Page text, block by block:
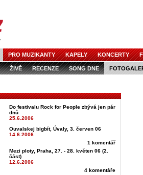
PRO MUZIKANTY KAPELY KONCERTY
ŽIVĚ RECENZE SONG DNE
Do festivalu Rock for People zbývá jen pár
dnů
25.6.2006
Ouvalskej bigbít, Úvaly, 3. červen 06
14.6.2006
1 komentář
Mezi ploty, Praha, 27. - 28. květen 06 (2.
část)
12.6.2006
4 komentáře